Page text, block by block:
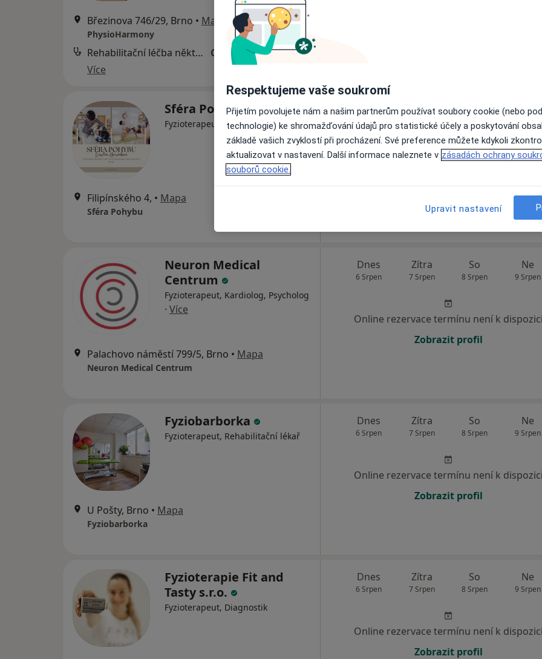
Březinova 746/29, Brno • Mapa
PhysioHarmony
Rehabilitační léčba některých druhů funkční sterility metodou L. Mojžíšové
Cena nebyla přidána
Více
Sféra Pohybu
Fyzioterapeut
Filipínského 4, • Mapa
Sféra Pohybu
Dnes
6 Srpen
Zítra
7 Srpen
So
8 Srpen
Ne
9 Srpen
Online rezervace termínu není k
Neuron Medical
Centrum
Fyzioterapeut, Kardiolog, Psycholog
· Více
Palachovo náměstí 799/5, Brno • Mapa
Neuron Medical Centrum
Dnes
6 Srpen
Zítra
7 Srpen
So
8 Srpen
Ne
9 Srpen
Online rezervace termínu není k dispozici
Zobrazit profil
Fyziobarborka
Fyzioterapeut, Rehabilitační lékař
U Pošty, Brno • Mapa
Fyziobarborka
Dnes
6 Srpen
Zítra
7 Srpen
So
8 Srpen
Ne
9 Srpen
Online rezervace termínu není k dispozici
Zobrazit profil
Fyzioterapie Fit and
Tasty s.r.o.
Fyzioterapeut, Diagnostik
Dnes
6 Srpen
Zítra
7 Srpen
So
8 Srpen
Ne
9 Srpen
Online rezervace termínu není k dispozici
Zobrazit profil
Respektujeme vaše soukromí
Přijetím povolujete nám a našim partnerům používat soubory cookie (nebo
technologie) ke shromažďování údajů pro statistické účely a poskytování
základě vašich zvyklostí při procházení. Své preference můžete kdykoli
aktualizovat v nastavení. Další informace naleznete v zásadách ochrany
souborů cookie.
Upravit nastavení